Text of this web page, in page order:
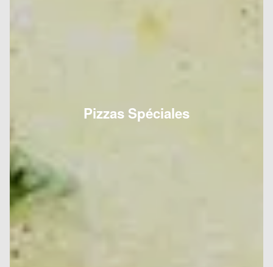
Pizzas Spéciales